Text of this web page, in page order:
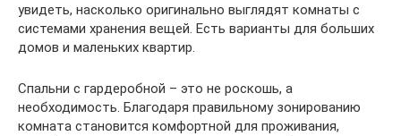
увидеть, насколько оригинально выглядят комнаты с
системами хранения вещей. Есть варианты для больших
домов и маленьких квартир.
Спальни с гардеробной – это не роскошь, а
необходимость. Благодаря правильному зонированию
комната становится комфортной для проживания,